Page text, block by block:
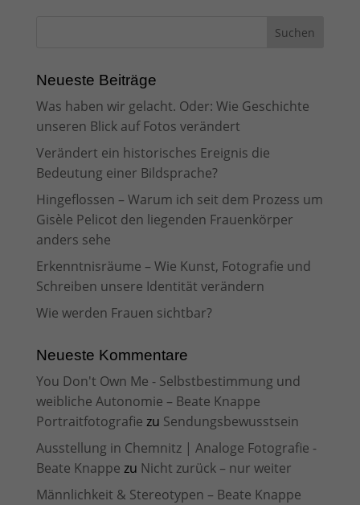
Neueste Beiträge
Was haben wir gelacht. Oder: Wie Geschichte
unseren Blick auf Fotos verändert
Verändert ein historisches Ereignis die
Bedeutung einer Bildsprache?
Hingeflossen – Warum ich seit dem Prozess um
Gisèle Pelicot den liegenden Frauenkörper
anders sehe
Erkenntnisräume – Wie Kunst, Fotografie und
Schreiben unsere Identität verändern
Wie werden Frauen sichtbar?
Neueste Kommentare
You Don't Own Me - Selbstbestimmung und
weibliche Autonomie – Beate Knappe
Portraitfotografie zu Sendungsbewusstsein
Ausstellung in Chemnitz | Analoge Fotografie -
Beate Knappe zu Nicht zurück – nur weiter
Männlichkeit & Stereotypen – Beate Knappe